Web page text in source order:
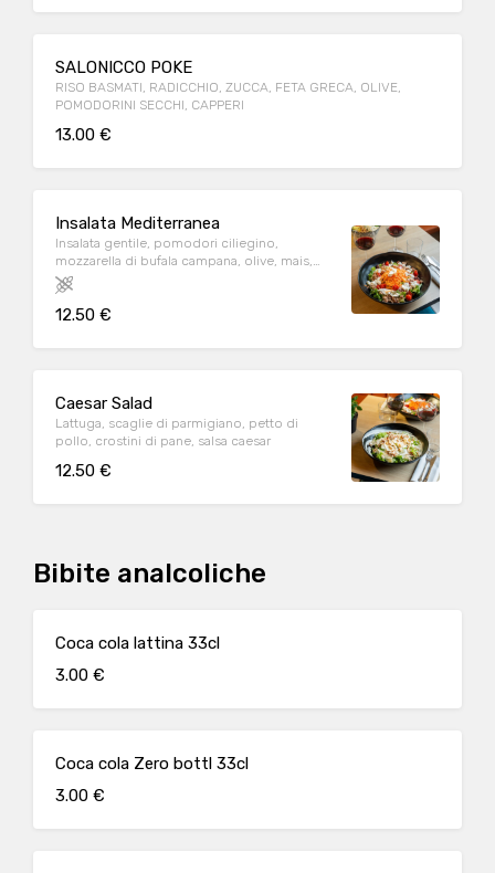
SALONICCO POKE
RISO BASMATI, RADICCHIO, ZUCCA, FETA GRECA, OLIVE,
POMODORINI SECCHI, CAPPERI
13.00 €
Insalata Mediterranea
Insalata gentile, pomodori ciliegino,
mozzarella di bufala campana, olive, mais,
tonno, carote
12.50 €
Caesar Salad
Lattuga, scaglie di parmigiano, petto di
pollo, crostini di pane, salsa caesar
12.50 €
Bibite analcoliche
Coca cola lattina 33cl
3.00 €
Coca cola Zero bottl 33cl
3.00 €